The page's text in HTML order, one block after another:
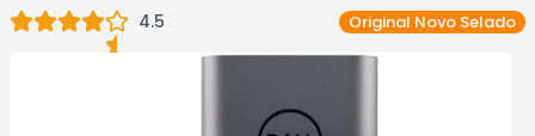
4.5
Original Novo Selado